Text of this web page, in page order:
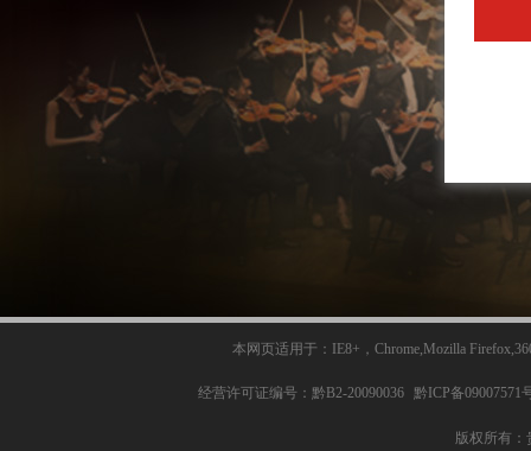
本网页适用于：IE8+，Chrome,Mozilla
经营许可证编号：黔B2-20090036 黔ICP备09007571
版权所有